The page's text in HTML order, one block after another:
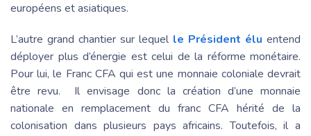
européens et asiatiques.
L’autre grand chantier sur lequel le Président élu entend
déployer plus d’énergie est celui de la réforme monétaire.
Pour lui, le Franc CFA qui est une monnaie coloniale devrait
être revu. Il envisage donc la création d’une monnaie
nationale en remplacement du franc CFA hérité de la
colonisation dans plusieurs pays africains. Toutefois, il a